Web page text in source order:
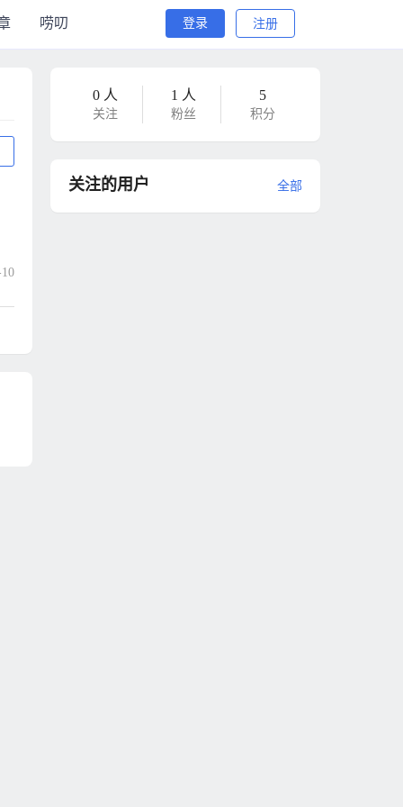
唠叨 登录 注册
0 人
关注
1 人
粉丝
5
积分
关注的用户 全部